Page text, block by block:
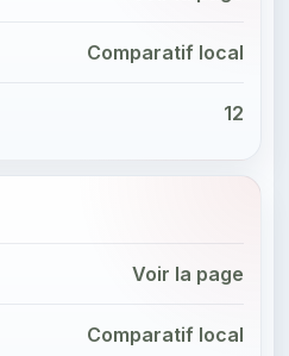
Comparatif local
12
Voir la page
Comparatif local